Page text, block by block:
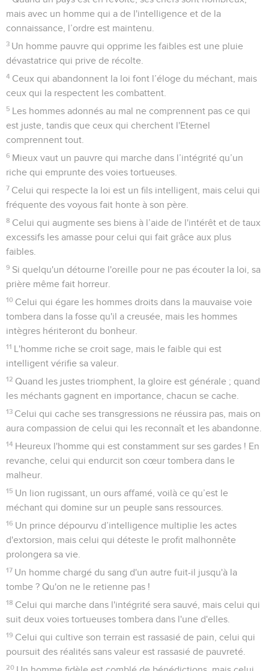
mais avec un homme qui a de l'intelligence et de la
connaissance, l’ordre est maintenu.
3 Un homme pauvre qui opprime les faibles est une pluie
dévastatrice qui prive de récolte.
4 Ceux qui abandonnent la loi font l’éloge du méchant, mais
ceux qui la respectent les combattent.
5 Les hommes adonnés au mal ne comprennent pas ce qui
est juste, tandis que ceux qui cherchent l'Eternel
comprennent tout.
6 Mieux vaut un pauvre qui marche dans l’intégrité qu’un
riche qui emprunte des voies tortueuses.
7 Celui qui respecte la loi est un fils intelligent, mais celui qui
fréquente des voyous fait honte à son père.
8 Celui qui augmente ses biens à l’aide de l'intérêt et de taux
excessifs les amasse pour celui qui fait grâce aux plus
faibles.
9 Si quelqu'un détourne l'oreille pour ne pas écouter la loi, sa
prière même fait horreur.
10 Celui qui égare les hommes droits dans la mauvaise voie
tombera dans la fosse qu'il a creusée, mais les hommes
intègres hériteront du bonheur.
11 L'homme riche se croit sage, mais le faible qui est
intelligent vérifie sa valeur.
12 Quand les justes triomphent, la gloire est générale ; quand
les méchants gagnent en importance, chacun se cache.
13 Celui qui cache ses transgressions ne réussira pas, mais on
aura compassion de celui qui les reconnaît et les abandonne.
14 Heureux l'homme qui est constamment sur ses gardes ! En
revanche, celui qui endurcit son cœur tombera dans le
malheur.
15 Un lion rugissant, un ours affamé, voilà ce qu’est le
méchant qui domine sur un peuple sans ressources.
16 Un prince dépourvu d’intelligence multiplie les actes
d'extorsion, mais celui qui déteste le profit malhonnête
prolongera sa vie.
17 Un homme chargé du sang d'un autre fuit-il jusqu'à la
tombe ? Qu'on ne le retienne pas !
18 Celui qui marche dans l'intégrité sera sauvé, mais celui qui
suit deux voies tortueuses tombera dans l'une d'elles.
19 Celui qui cultive son terrain est rassasié de pain, celui qui
poursuit des réalités sans valeur est rassasié de pauvreté.
20